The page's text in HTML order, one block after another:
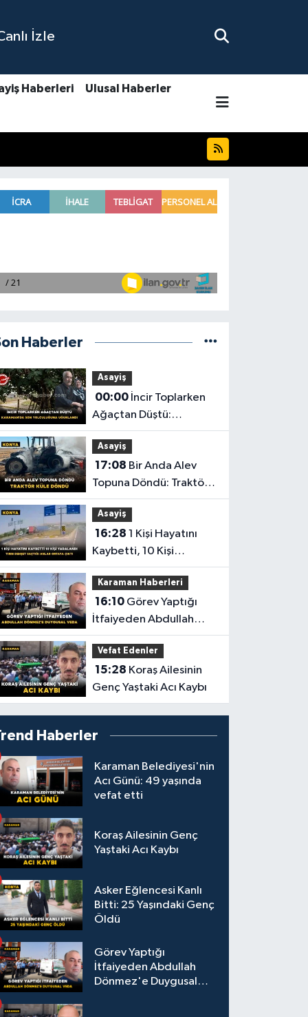
İzle
Haberleri Ulusal Haberler
Haberler
Asayiş
00:00İncir Toplarken
Ağaçtan Düştü:
Karaman'da Son
Yolculuğuna Uğurlandı
Asayiş
17:08
Topuna Döndü: Traktör
Küle Döndü
Asayiş
16:28
Kaybetti, 10 Kişi
Yaralandı! Tırın Dehşet
Saçtığı Anlar Ortaya
Çıktı
Karaman Haberleri
16:10Görev Yaptığı
İtfaiyeden Abdullah
Dönmez'e Duygusal
Veda
Vefat Edenler
15:28
Genç Yaştaki Acı Kaybı
Haberler
Karaman Belediyesi'nin
Acı Günü: 49 yaşında
vefat etti
Koraş Ailesinin Genç
Yaştaki Acı Kaybı
Asker Eğlencesi Kanlı
Bitti: 25 Yaşındaki Genç
Öldü
Görev Yaptığı
İtfaiyeden Abdullah
Dönmez'e Duygusal